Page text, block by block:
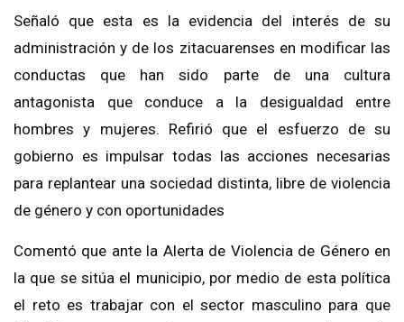
Señaló que esta es la evidencia del interés de su
administración y de los zitacuarenses en modificar las
conductas que han sido parte de una cultura
antagonista que conduce a la desigualdad entre
hombres y mujeres. Refirió que el esfuerzo de su
gobierno es impulsar todas las acciones necesarias
para replantear una sociedad distinta, libre de violencia
de género y con oportunidades
Comentó que ante la Alerta de Violencia de Género en
la que se sitúa el municipio, por medio de esta política
el reto es trabajar con el sector masculino para que